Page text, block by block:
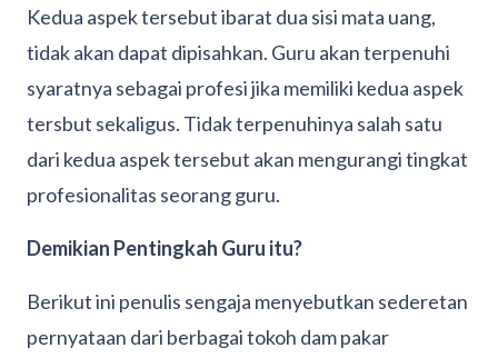
Kedua aspek tersebut ibarat dua sisi mata uang,
tidak akan dapat dipisahkan. Guru akan terpenuhi
syaratnya sebagai profesi jika memiliki kedua aspek
tersbut sekaligus. Tidak terpenuhinya salah satu
dari kedua aspek tersebut akan mengurangi tingkat
profesionalitas seorang guru.
Demikian Pentingkah Guru itu?
Berikut ini penulis sengaja menyebutkan sederetan
pernyataan dari berbagai tokoh dam pakar